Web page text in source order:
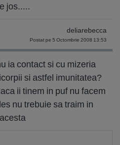
jos.....
deliarebecca
Postat pe 5 Octombrie 2008 13:53
ia contact si cu mizeria
si astfel imunitatea?
ii tinem in puf nu facem
nu trebuie sa traim in